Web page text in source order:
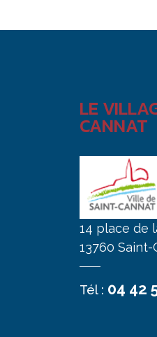
LE
CANNAT
14 place de
13760 Saint-
Tél : 04 42